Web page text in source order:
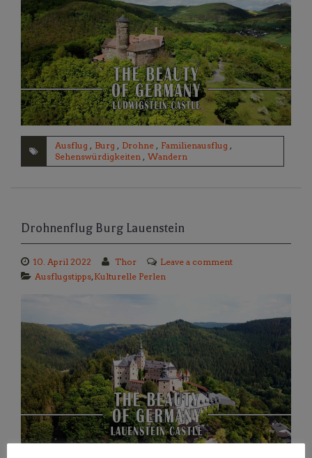
Ausflug , Burg , Drohne , Familienausflug ,
Sehenswürdigkeiten , Wandern
Drohnenflug Burg Lauenstein
10. April 2022 Thor
Leave a comment
Ausflugstipps, Kulturelle Perlen